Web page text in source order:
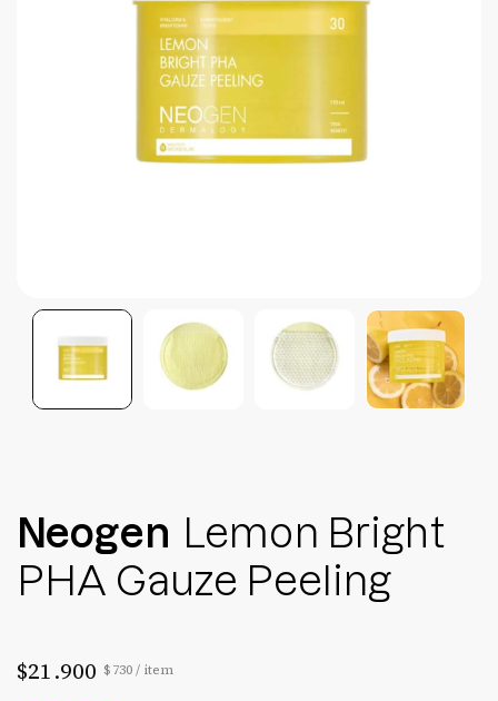
Protector Solar en Barra No.1
Parche para granitos
Rastrear mi Pedido
Parches para granitos internos
Parches para manchitas pos acné
Neogen Lemon Bright
PHA Gauze Peeling
$21.900 Precio por unidad
$730 /por
item